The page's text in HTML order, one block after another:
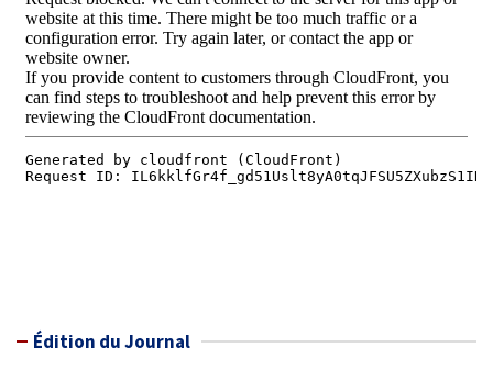
Édition du Journal